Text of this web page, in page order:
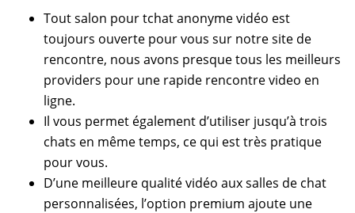
Tout salon pour tchat anonyme vidéo est
toujours ouverte pour vous sur notre site de
rencontre, nous avons presque tous les meilleurs
providers pour une rapide rencontre video en
ligne.
Il vous permet également d’utiliser jusqu’à trois
chats en même temps, ce qui est très pratique
pour vous.
D’une meilleure qualité vidéo aux salles de chat
personnalisées, l’option premium ajoute une